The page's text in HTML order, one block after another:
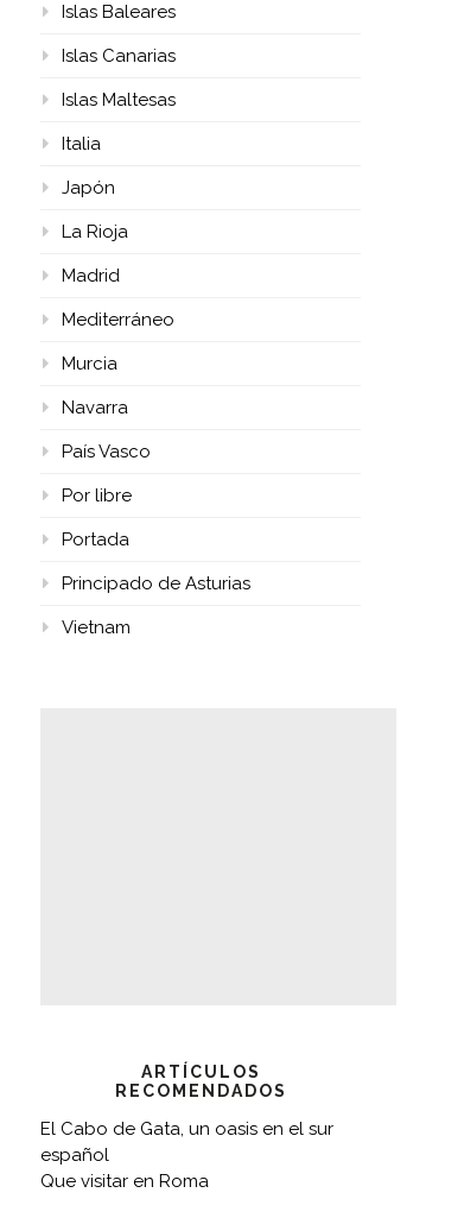
Islas Baleares
Islas Canarias
Islas Maltesas
Italia
Japón
La Rioja
Madrid
Mediterráneo
Murcia
Navarra
País Vasco
Por libre
Portada
Principado de Asturias
Vietnam
ARTÍCULOS
RECOMENDADOS
El Cabo de Gata, un oasis en el sur
español
Que visitar en Roma